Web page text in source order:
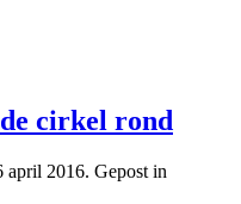
cirkel rond
april 2016. Gepost in